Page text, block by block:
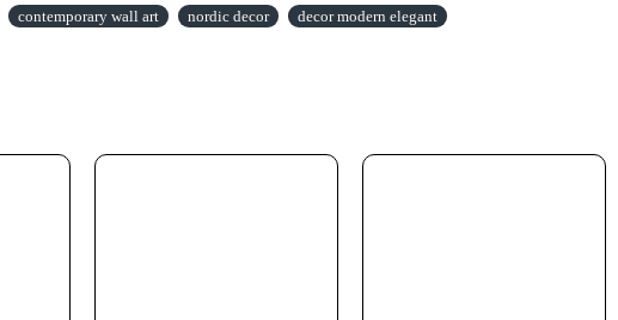
contemporary wall art nordic decor decor modern elegant